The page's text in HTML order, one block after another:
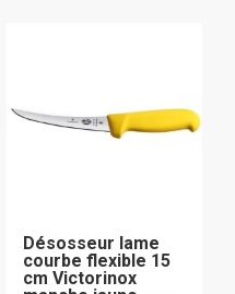
Désosseur lame
courbe flexible 15
cm Victorinox